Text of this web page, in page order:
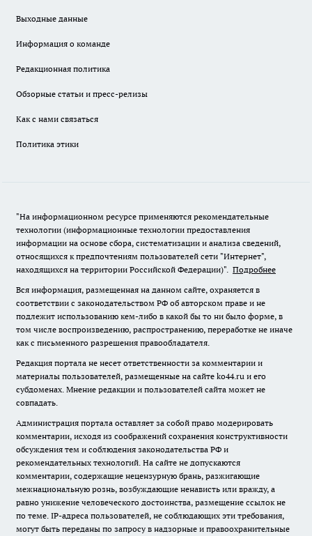
Выходные данные
Информация о команде
Редакционная политика
Обзорные статьи и пресс-релизы
Как с нами связаться
Политика этики
"На информационном ресурсе применяются рекомендательные
технологии (информационные технологии предоставления
информации на основе сбора, систематизации и анализа сведений,
относящихся к предпочтениям пользователей сети "Интернет",
находящихся на территории Российской Федерации)". Подробнее
Вся информация, размещенная на данном сайте, охраняется в
соответствии с законодательством РФ об авторском праве и не
подлежит использованию кем-либо в какой бы то ни было форме, в
том числе воспроизведению, распространению, переработке не иначе
как с письменного разрешения правообладателя.
Редакция портала не несет ответственности за комментарии и
материалы пользователей, размещенные на сайте ko44.ru и его
субдоменах. Мнение редакции и пользователей сайта может не
совпадать.
Администрация портала оставляет за собой право модерировать
комментарии, исходя из соображений сохранения конструктивности
обсуждения тем и соблюдения законодательства РФ и
рекомендательных технологий. На сайте не допускаются
комментарии, содержащие нецензурную брань, разжигающие
межнациональную рознь, возбуждающие ненависть или вражду, а
равно унижение человеческого достоинства, размещение ссылок не
по теме. IP-адреса пользователей, не соблюдающих эти требования,
могут быть переданы по запросу в надзорные и правоохранительные